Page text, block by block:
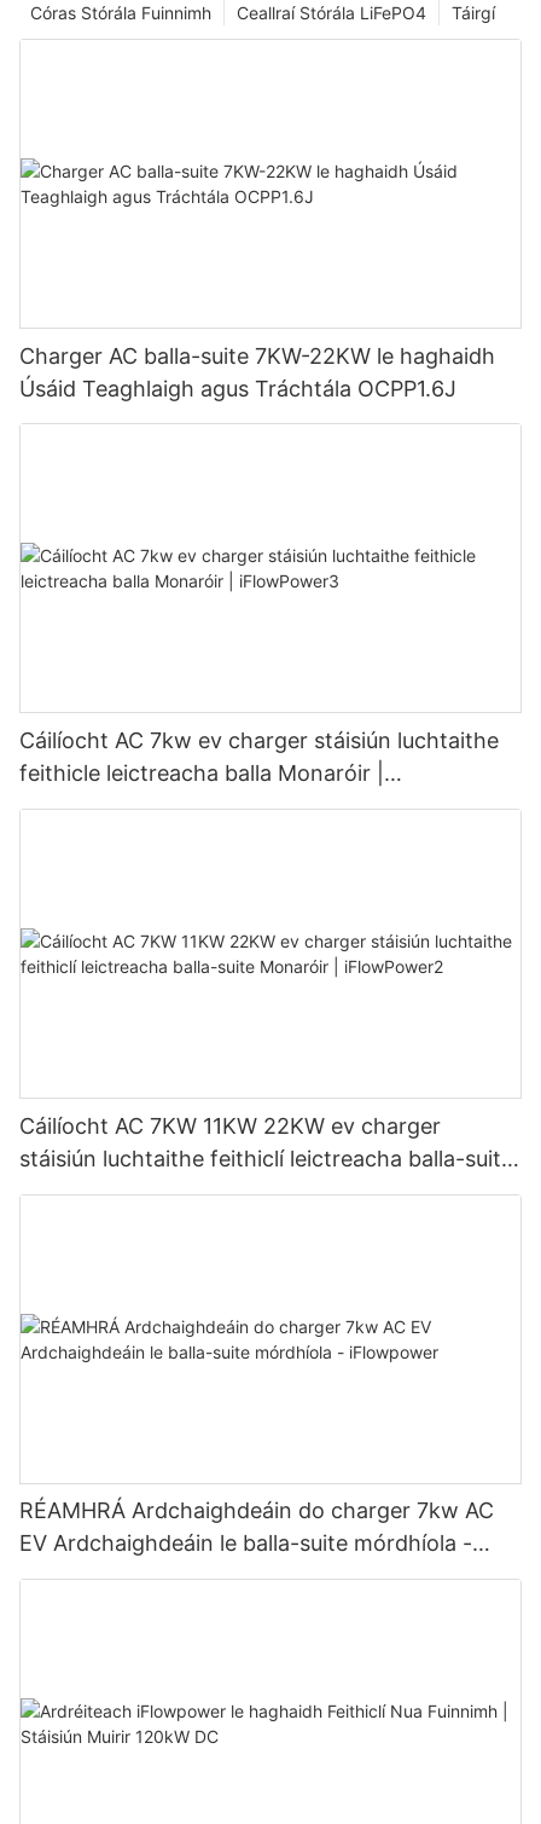
Táirgí
Ceallraí Stórála LiFePO4
Córas Stórála Fuinnimh
Charger AC balla-suite 7KW-22KW le haghaidh
Úsáid Teaghlaigh agus Tráchtála OCPP1.6J
Cáilíocht AC 7kw ev charger stáisiún luchtaithe
feithicle leictreacha balla Monaróir |
iFlowPower3
Cáilíocht AC 7KW 11KW 22KW ev charger
stáisiún luchtaithe feithiclí leictreacha balla-suite
Monaróir | iFlowPower2
RÉAMHRÁ Ardchaighdeáin do charger 7kw AC
EV Ardchaighdeáin le balla-suite mórdhíola -
iFlowpower